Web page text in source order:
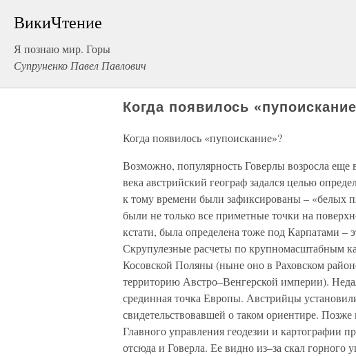
ВикиЧтение
Я познаю мир. Горы
Супруненко Павел Павлович
Когда появилось
Когда появилось «пупоискание»?
Возможно, популярность Говерлы возросла
века австрийский географ задался целью
к тому времени были зафиксированы – «белых
были не только все приметные точки на
кстати, была определена тоже под Карпатами –
Скрупулезные расчеты по крупномасштабным
Косовской Поляны (ныне оно в Раховском
территорию Австро–Венгерской империи).
срединная точка Европы. Австрийцы
свидетельствовавшей о таком ориентире. Позже
Главного управления геодезии и
отсюда и Говерла. Ее видно из–за скал